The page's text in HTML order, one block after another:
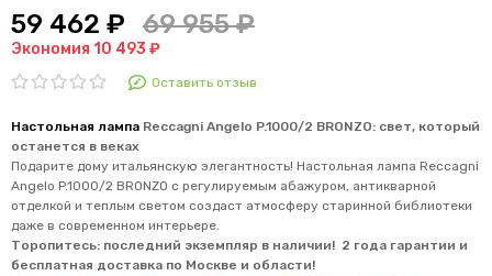
59 462 ₽ 69 955 ₽
Экономия 10 493 ₽
Оставить отзыв
Настольная лампа Reccagni Angelo P.1000/2 BRONZO: свет, который
останется в веках
Подарите дому итальянскую элегантность! Настольная лампа Reccagni
Angelo P.1000/2 BRONZO с регулируемым абажуром, антикварной
отделкой и теплым светом создаст атмосферу старинной библиотеки
даже в современном интерьере.
Торопитесь: последний экземпляр в наличии! 2 года гарантии и
бесплатная доставка по Москве и области!